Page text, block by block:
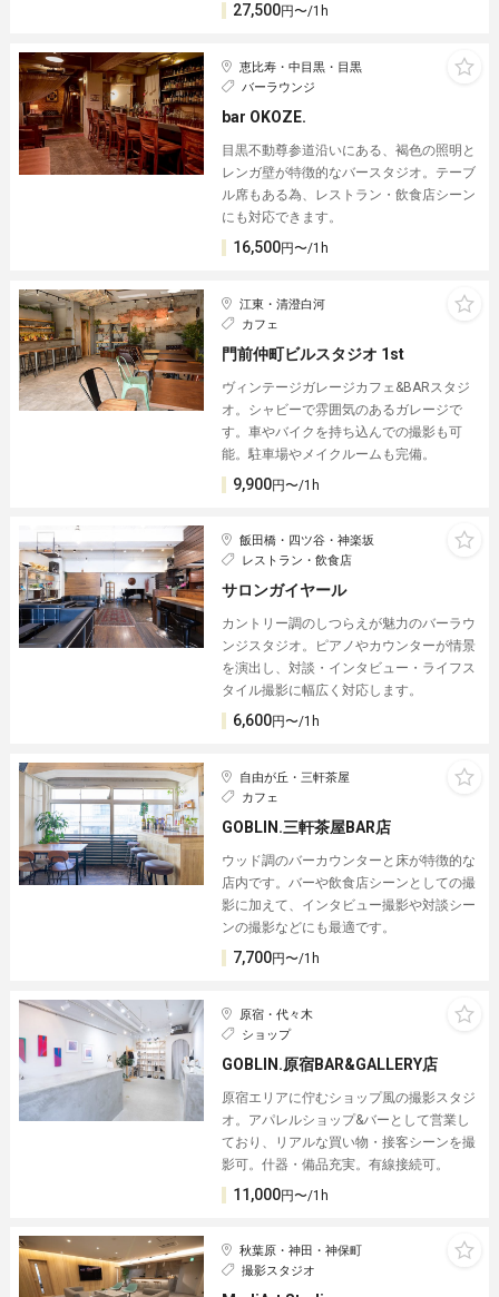
27,500円〜/1h
恵比寿・中目黒・目黒
バーラウンジ
bar OKOZE.
目黒不動尊参道沿いにある、褐色の照明と
レンガ壁が特徴的なバースタジオ。テーブ
ル席もある為、レストラン・飲食店シーン
にも対応できます。
16,500円〜/1h
江東・清澄白河
カフェ
門前仲町ビルスタジオ 1st
ヴィンテージガレージカフェ&BARスタジ
オ。シャビーで雰囲気のあるガレージで
す。車やバイクを持ち込んでの撮影も可
能。駐車場やメイクルームも完備。
9,900円〜/1h
飯田橋・四ツ谷・神楽坂
レストラン・飲食店
サロンガイヤール
カントリー調のしつらえが魅力のバーラウ
ンジスタジオ。ピアノやカウンターが情景
を演出し、対談・インタビュー・ライフス
タイル撮影に幅広く対応します。
6,600円〜/1h
自由が丘・三軒茶屋
カフェ
GOBLIN.三軒茶屋BAR店
ウッド調のバーカウンターと床が特徴的な
店内です。バーや飲食店シーンとしての撮
影に加えて、インタビュー撮影や対談シー
ンの撮影などにも最適です。
7,700円〜/1h
原宿・代々木
ショップ
GOBLIN.原宿BAR&GALLERY店
原宿エリアに佇むショップ風の撮影スタジ
オ。アパレルショップ&バーとして営業し
ており、リアルな買い物・接客シーンを撮
影可。什器・備品充実。有線接続可。
11,000円〜/1h
秋葉原・神田・神保町
撮影スタジオ